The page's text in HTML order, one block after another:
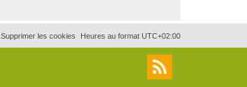
Heures au format UTC+02:00
Supprimer les cookies